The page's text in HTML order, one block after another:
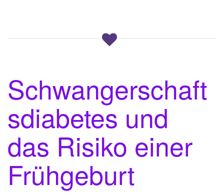
Schwangerschaft
sdiabetes und
das Risiko einer
Frühgeburt